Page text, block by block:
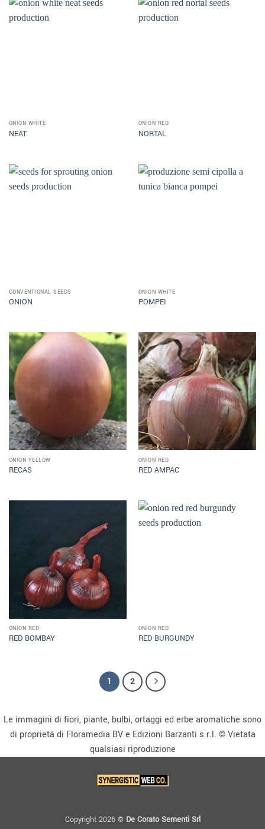
ONION WHITE
NEAT
ONION RED
NORTAL
CONVENTIONAL SEEDS
ONION
ONION WHITE
POMPEI
ONION YELLOW
RECAS
ONION RED
RED AMPAC
ONION RED
RED BOMBAY
ONION RED
RED BURGUNDY
1 2
Le immagini di fiori, piante, bulbi, ortaggi ed erbe aromatiche sono
di proprietà di Floramedia BV e Edizioni Barzanti s.r.l. © Vietata
qualsiasi riproduzione
Copyright 2026 © De Corato Sementi Srl